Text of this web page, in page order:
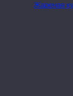
Жареная